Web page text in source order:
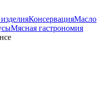
КонсервацияМасло
Мясная гастрономия